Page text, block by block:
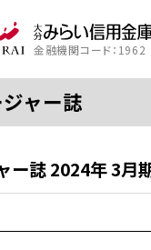
金融機関コード：1962
ャー誌
ー誌 2024年 3月